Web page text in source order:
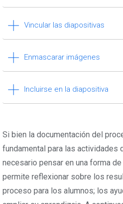
Vincular las diapositivas
Enmascarar imágenes
Incluirse en la diapositiva
Si bien la documentación del
fundamental para las actividades
necesario pensar en una forma
permite reflexionar sobre los
proceso para los alumnos; los